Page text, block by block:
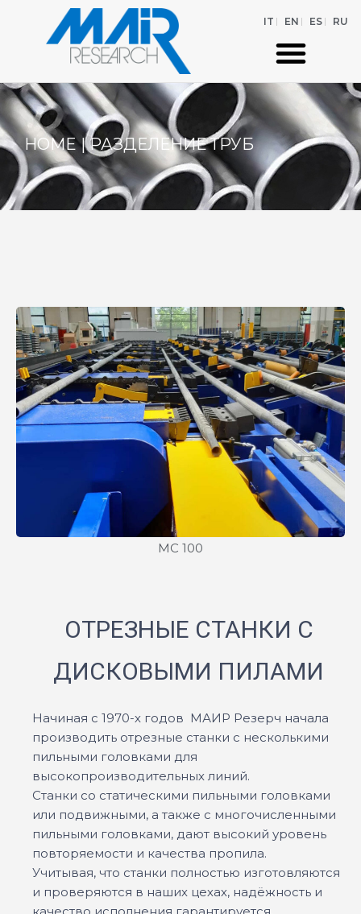
IT EN ES RU
HOME|РАЗДЕЛЕНИЕ ТРУБ
MC 100
ОТРЕЗНЫЕ СТАНКИ С
ДИСКОВЫМИ ПИЛАМИ
Начиная с 1970-х годов МАИР Резерч начала
производить отрезные станки с несколькими
пильными головками для
высокопроизводительных линий.
Станки со статическими пильными головками
или подвижными, а также с многочисленными
пильными головками, дают высокий уровень
повторяемости и качества пропила.
Учитывая, что станки полностью изготовляются
и проверяются в наших цехах, надёжность и